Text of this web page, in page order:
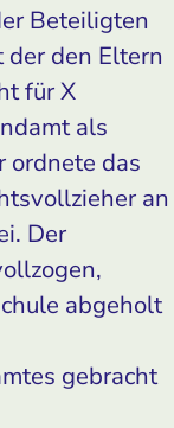
Beteiligten
den Eltern
für X
als
ordnete das
an
Der
abgeholt
gebracht